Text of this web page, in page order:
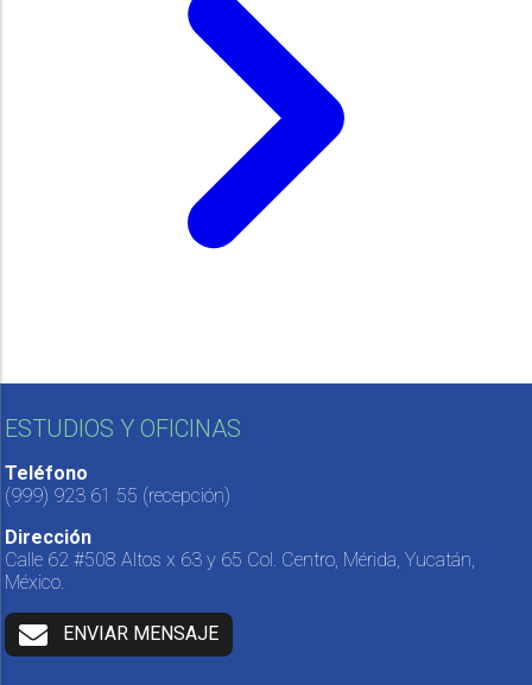
ESTUDIOS Y OFICINAS
Teléfono
(999) 923 61 55 (recepción)
Dirección
Calle 62 #508 Altos x 63 y 65 Col. Centro, Mérida, Yucatán,
México.
ENVIAR MENSAJE